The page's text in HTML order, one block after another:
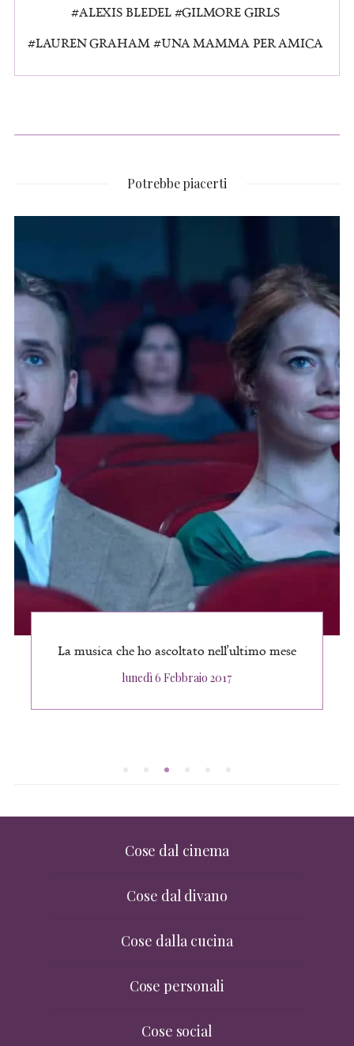
ALEXIS BLEDEL
GILMORE GIRLS
LAUREN GRAHAM
UNA MAMMA PER AMICA
Potrebbe piacerti
La musica che ho ascoltato nell’ultimo mese
Posted
lunedì 6 Febbraio 2017
Cose dal cinema
Cose dal divano
Cose dalla cucina
Cose personali
Cose social